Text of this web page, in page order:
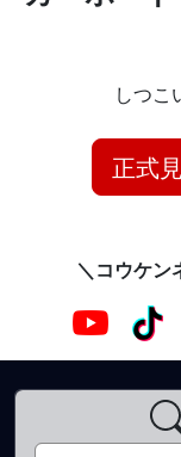
しつこ
正式
＼コウケン